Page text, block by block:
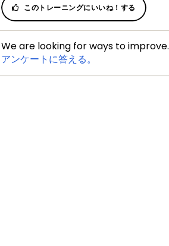
このトレーニングにいいね！する
We are looking for ways to improve.
アンケートに答える。